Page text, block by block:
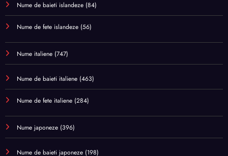
Nume de baieti islandeze (84)
Nume de fete islandeze (56)
Nume italiene (747)
Nume de baieti italiene (463)
Nume de fete italiene (284)
Nume japoneze (396)
Nume de baieti japoneze (198)